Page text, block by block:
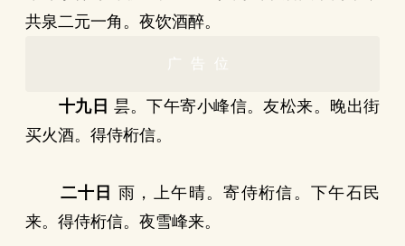
共泉二元一角。夜饮酒醉。
广告位
十九日 昙。下午寄小峰信。友松来。晚出街
买火酒。得侍桁信。
二十日
雨，上午晴。寄侍桁信。下午石民
来。得侍桁信。夜雪峰来。